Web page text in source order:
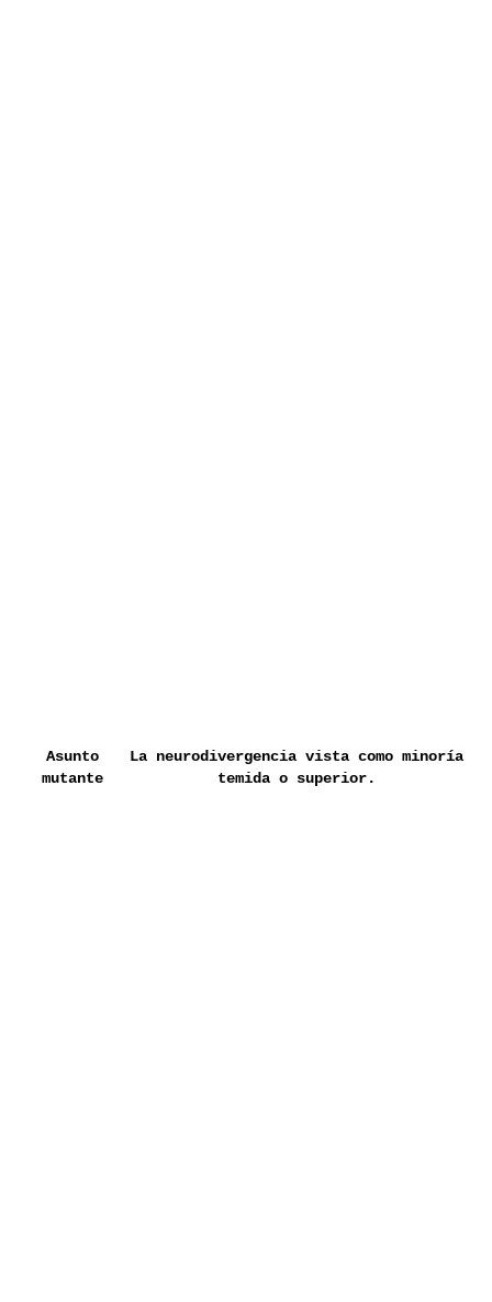
Asunto
mutante
La neurodivergencia vista como minoría
temida o superior.